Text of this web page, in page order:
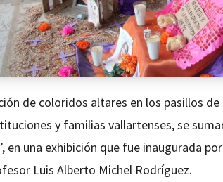
de coloridos altares en los pasillos de
y familias vallartenses, se
en una exhibición que fue inaugurada
Luis Alberto Michel Rodríguez.